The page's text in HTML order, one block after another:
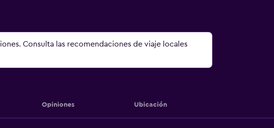
Consulta las recomendaciones de viaje locales
Opiniones Ubicación